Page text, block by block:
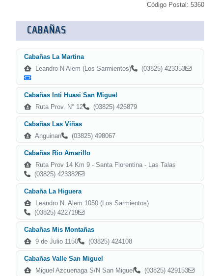
Código Postal: 5360
CABAÑAS
Cabañas La Martina
Leandro N Alem (Los Sarmientos)
(03825) 423353
Cabañas Inti Huasi San Miguel
Ruta Prov. N° 12
(03825) 426879
Cabañas Las Viñas
Anguinan
(03825) 498067
Cabañas Rio Amarillo
Ruta Prov 14 Km 9 - Santa Florentina - Las Talas
(03825) 423382
Cabaña La Higuera
Leandro N. Alem 1050 (Los Sarmientos)
(03825) 422719
Cabañas Mis Montañas
9 de Julio 1150
(03825) 424108
Cabañas Valle San Miguel
Miguel Azcuenaga S/N San Miguel
(03825) 429153